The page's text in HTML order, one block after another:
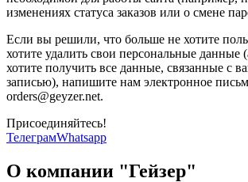
изменениях статуса заказов или о смене
Если вы решили, что больше не хотите
хотите удалить свои персональные данные
хотите получить все данные, связанные с
записью), напишите нам электронное
orders@geyzer.net.
Присоединяйтесь!
ТелеграмWhatsapp
О компании "Гейзер"